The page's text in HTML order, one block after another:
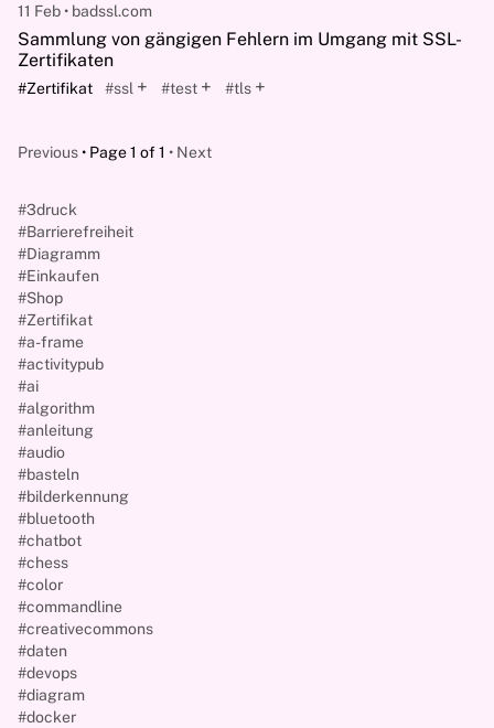
11 Feb badssl.com
Sammlung von gängigen Fehlern im Umgang mit SSL-
Zertifikaten
#Zertifikat #ssl + #test + #tls +
Previous Page 1 of 1 Next
#3druck
#Barrierefreiheit
#Diagramm
#Einkaufen
#Shop
#Zertifikat
#a-frame
#activitypub
#ai
#algorithm
#anleitung
#audio
#basteln
#bilderkennung
#bluetooth
#chatbot
#chess
#color
#commandline
#creativecommons
#daten
#devops
#diagram
#docker